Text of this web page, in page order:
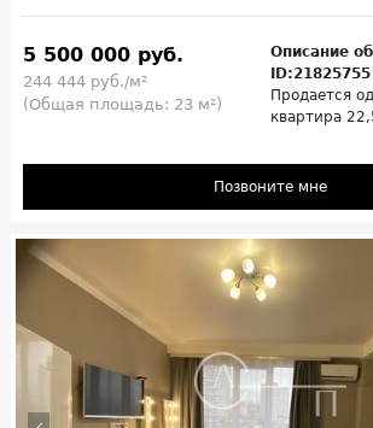
5 500 000 руб.
244 444 руб./м²
(Общая площадь: 23 м²)
Описание
ID:21825755
Продается
квартира
Позвоните мне